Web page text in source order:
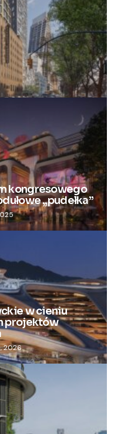
w nowoczesny
kongresowego
„pudełka”
w cieniu
projektów
2026